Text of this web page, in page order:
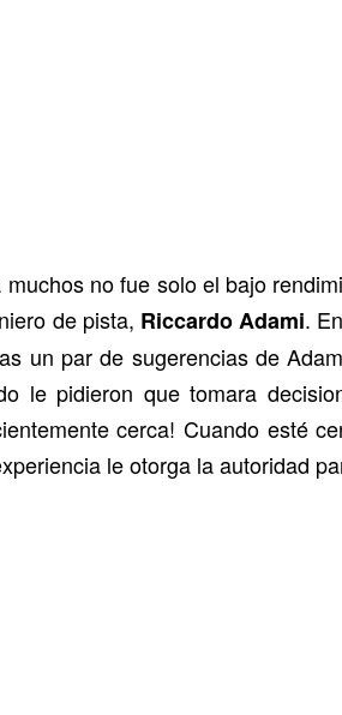
no fue solo el bajo
de pista, Riccardo Adami.
un par de sugerencias de
le pidieron que tomara
cerca! Cuando esté
le otorga la autoridad